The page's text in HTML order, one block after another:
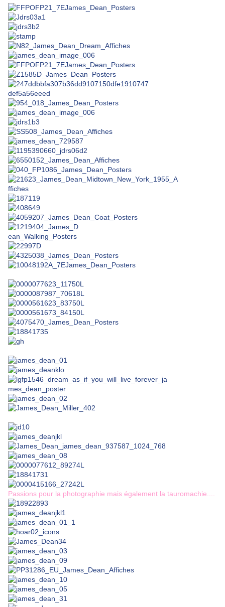
Passions pour la photographie mais également la tauromachie....